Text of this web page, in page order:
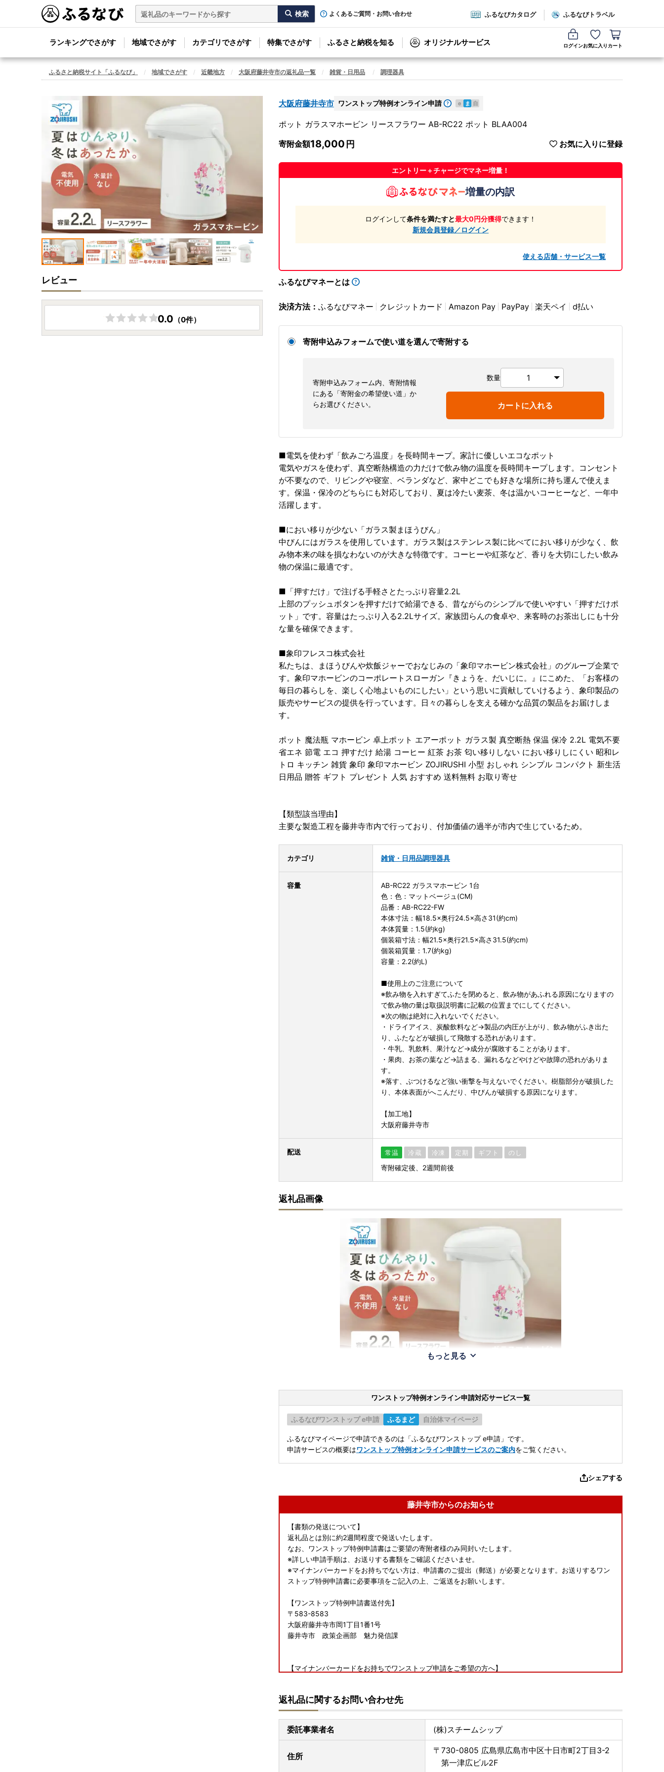
よくあるご質問・お問い合わせ ふるなびカタログ ふるなびトラベル
ランキングでさがす 地域でさがす カテゴリでさがす 特集でさがす ふるさと納税を知る オリジナルサービス ログインお気に入り カート
ふるさと納税サイト「ふるなび」 地域でさがす 近畿地方 大阪府藤井寺市の返礼品一覧 雑貨・日用品 調理器具
大阪府藤井寺市 ワンストップ特例オンライン申請 e ま 自
ポット ガラスマホービン リースフラワー AB-RC22 ポット BLAA004
寄附金額18,000 お気に入りに登録
エントリー＋チャージでマネー増量！
増量の内訳
ログインして条件を満たすと最大0円分獲得できます！
新規会員登録／ログイン
使える店舗・サービス一覧
ふるなびマネーとは
決済方法： ふるなびマネー クレジットカード Amazon Pay PayPay 楽天ペイ d払い
寄附申込みフォームで使い道を選んで寄附する
寄附申込みフォーム内、寄附情報
にある「寄附金の希望使い道」か
らお選びください。
数量
カートに入れる
■電気を使わず「飲みごろ温度」を長時間キープ。家計に優しいエコなポット
電気やガスを使わず、真空断熱構造の力だけで飲み物の温度を長時間キープします。コンセント
が不要なので、リビングや寝室、ベランダなど、家中どこでも好きな場所に持ち運んで使えま
す。保温・保冷のどちらにも対応しており、夏は冷たい麦茶、冬は温かいコーヒーなど、一年中
活躍します。
■におい移りが少ない「ガラス製まほうびん」
中びんにはガラスを使用しています。ガラス製はステンレス製に比べてにおい移りが少なく、飲
み物本来の味を損なわないのが大きな特徴です。コーヒーや紅茶など、香りを大切にしたい飲み
物の保温に最適です。
■「押すだけ」で注げる手軽さとたっぷり容量2.2L
上部のプッシュボタンを押すだけで給湯できる、昔ながらのシンプルで使いやすい「押すだけポ
ット」です。容量はたっぷり入る2.2Lサイズ。家族団らんの食卓や、来客時のお茶出しにも十分
な量を確保できます。
■象印フレスコ株式会社
私たちは、まほうびんや炊飯ジャーでおなじみの「象印マホービン株式会社」のグループ企業で
す。象印マホービンのコーポレートスローガン『きょうを、だいじに。』にこめた、「お客様の
毎日の暮らしを、楽しく心地よいものにしたい」という思いに貢献していけるよう、象印製品の
販売やサービスの提供を行っています。日々の暮らしを支える確かな品質の製品をお届けしま
す。
ポット 魔法瓶 マホービン 卓上ポット エアーポット ガラス製 真空断熱 保温 保冷 2.2L 電気不要
省エネ 節電 エコ 押すだけ 給湯 コーヒー 紅茶 お茶 匂い移りしない におい移りしにくい 昭和レ
トロ キッチン 雑貨 象印 象印マホービン ZOJIRUSHI 小型 おしゃれ シンプル コンパクト 新生活
日用品 贈答 ギフト プレゼント 人気 おすすめ 送料無料 お取り寄せ
【類型該当理由】
主要な製造工程を藤井寺市内で行っており、付加価値の過半が市内で生じているため。
カテゴリ 雑貨・日用品調理器具
容量
AB-RC22 ガラスマホービン 1台
色：色：マットベージュ(CM)
品番：AB-RC22-FW
本体寸法：幅18.5×奥行24.5×高さ31(約cm)
本体質量：1.5(約kg)
個装箱寸法：幅21.5×奥行21.5×高さ31.5(約cm)
個装箱質量：1.7(約kg)
容量：2.2(約L)
■使用上のご注意について
※飲み物を入れすぎてふたを閉めると、飲み物があふれる原因になりますの
で飲み物の量は取扱説明書に記載の位置までにしてください。
※次の物は絶対に入れないでください。
・ドライアイス、炭酸飲料など→製品の内圧が上がり、飲み物がふき出た
り、ふたなどが破損して飛散する恐れがあります。
・牛乳、乳飲料、果汁など→成分が腐敗することがあります。
・果肉、お茶の葉など→詰まる、漏れるなどやけどや故障の恐れがありま
す。
※落す、ぶつけるなど強い衝撃を与えないでください。樹脂部分が破損した
り、本体表面がへこんだり、中びんが破損する原因になります。
【加工地】
大阪府藤井寺市
配送 常温 冷蔵 冷凍 定期 ギフト のし
寄附確定後、2週間前後
返礼品画像
もっと見る
ワンストップ特例オンライン申請対応サービス一覧
ふるなびワンストップ e申請 ふるまど 自治体マイページ
ふるなびマイページで申請できるのは「ふるなびワンストップ e申請」です。
申請サービスの概要はワンストップ特例オンライン申請サービスのご案内をご覧ください。
シェアする
藤井寺市からのお知らせ
【書類の発送について】
返礼品とは別に約2週間程度で発送いたします。
なお、ワンストップ特例申請書はご要望の寄附者様のみ同封いたします。
※詳しい申請手順は、お送りする書類をご確認くださいませ。
※マイナンバーカードをお持ちでない方は、申請書のご提出（郵送）が必要となります。お送りするワン
ストップ特例申請書に必要事項をご記入の上、ご返送をお願いします。
【ワンストップ特例申請書送付先】
〒583-8583
大阪府藤井寺市岡1丁目1番1号
藤井寺市 政策企画部 魅力発信課
【マイナンバーカードをお持ちでワンストップ申請をご希望の方へ】
【返礼品の発送について】
・長期不在などでお受け取りができない期間がある場合は、備考欄に必ずご入力ください。商品によりご
・万が一、返礼品のお届け時に破損や傷みなどの不具合があった場合は、速やかに下記記載の『藤井寺市
返礼品に関するお問い合わせ先
委託事業者名 (株)スチームシップ
住所
〒730-0805 広島県広島市中区十日市町2丁目3-2
第一津広ビル2F
レビュー
0.0 （0件）